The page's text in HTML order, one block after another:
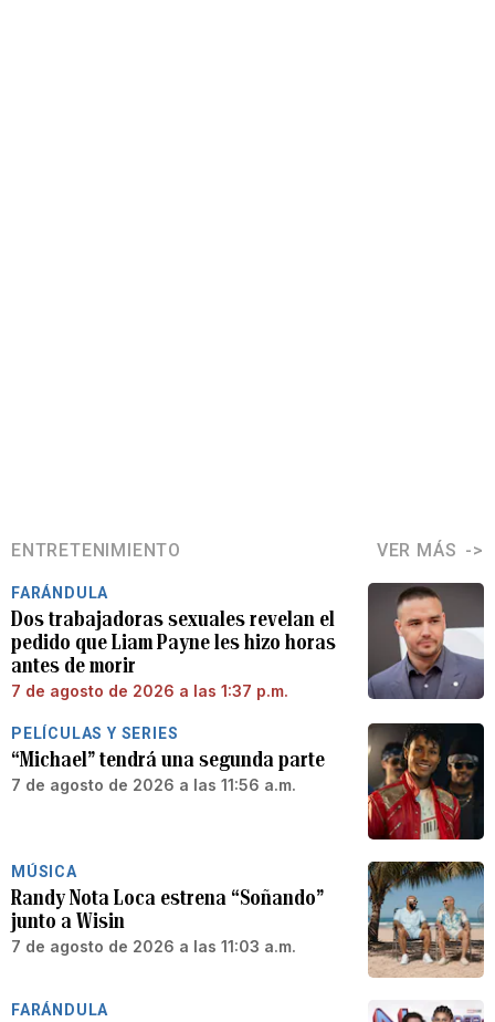
ENTRETENIMIENTO VER MÁS
FARÁNDULA
Dos trabajadoras sexuales revelan el
pedido que Liam Payne les hizo horas
antes de morir
7 de agosto de 2026 a las 1:37 p.m.
PELÍCULAS Y SERIES
“Michael” tendrá una segunda parte
7 de agosto de 2026 a las 11:56 a.m.
MÚSICA
Randy Nota Loca estrena “Soñando”
junto a Wisin
7 de agosto de 2026 a las 11:03 a.m.
FARÁNDULA